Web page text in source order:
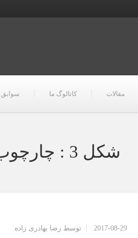
مقالات کاتالوگ ما سوابق
شکل 3 : چارچوب تحلیلِ هوش تجاری
2017-08-29 توسط رضا بهادری زاده